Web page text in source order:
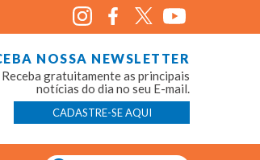
NOSSA NEWSLETTER
Receba gratuitamente as principais
notícias do dia no seu E-mail.
CADASTRE-SE AQUI